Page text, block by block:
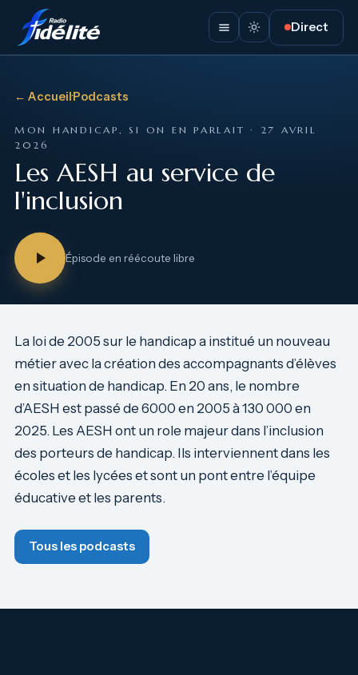
Direct
← Accueil·Podcasts
MON HANDICAP, SI ON EN PARLAIT · 27 AVRIL
2026
Les AESH au service de
l'inclusion
Épisode en réécoute libre
La loi de 2005 sur le handicap a institué un nouveau
métier avec la création des accompagnants d’élèves
en situation de handicap. En 20 ans, le nombre
d’AESH est passé de 6000 en 2005 à 130 000 en
2025. Les AESH ont un role majeur dans l’inclusion
des porteurs de handicap. Ils interviennent dans les
écoles et les lycées et sont un pont entre l’équipe
éducative et les parents.
Tous les podcasts